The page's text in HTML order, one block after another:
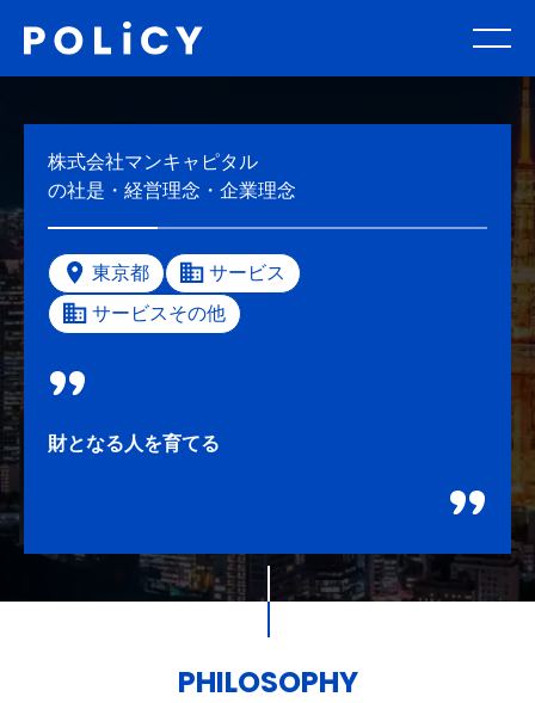
株式会社マンキャピタル
の社是・経営理念・企業理念
東京都
サービス
サービスその他
財となる人を育てる
PHILOSOPHY